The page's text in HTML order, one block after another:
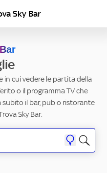
Sky Bar
in cui vedere le partita della
o il programma TV che
il bar, pub o ristorante
Sky Bar.